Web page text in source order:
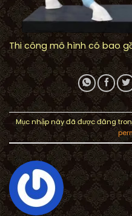
Thi công mô hình có bao
Mục nhập này đã được đăng